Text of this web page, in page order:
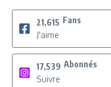
21,615 Fans
J'aime
17,539 Abonnés
Suivre